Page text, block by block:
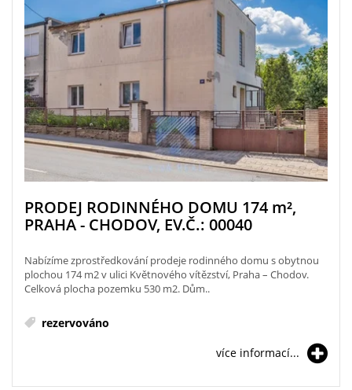
PRODEJ RODINNÉHO DOMU 174 m²,
PRAHA - CHODOV, EV.Č.: 00040
Nabízíme zprostředkování prodeje rodinného domu s obytnou
plochou 174 m2 v ulici Květnového vítězství, Praha – Chodov.
Celková plocha pozemku 530 m2. Dům..
rezervováno
více informací...